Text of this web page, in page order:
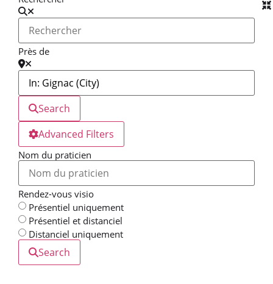
Près de
Search
Advanced Filters
Nom du praticien
Rendez-vous visio
Présentiel uniquement
Présentiel et distanciel
Distanciel uniquement
Search